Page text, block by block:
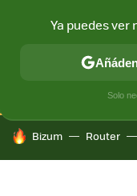
CONECTIVIDAD
HOY SE HABLA DE
Bizum Router
Ya puedes ver
Solo